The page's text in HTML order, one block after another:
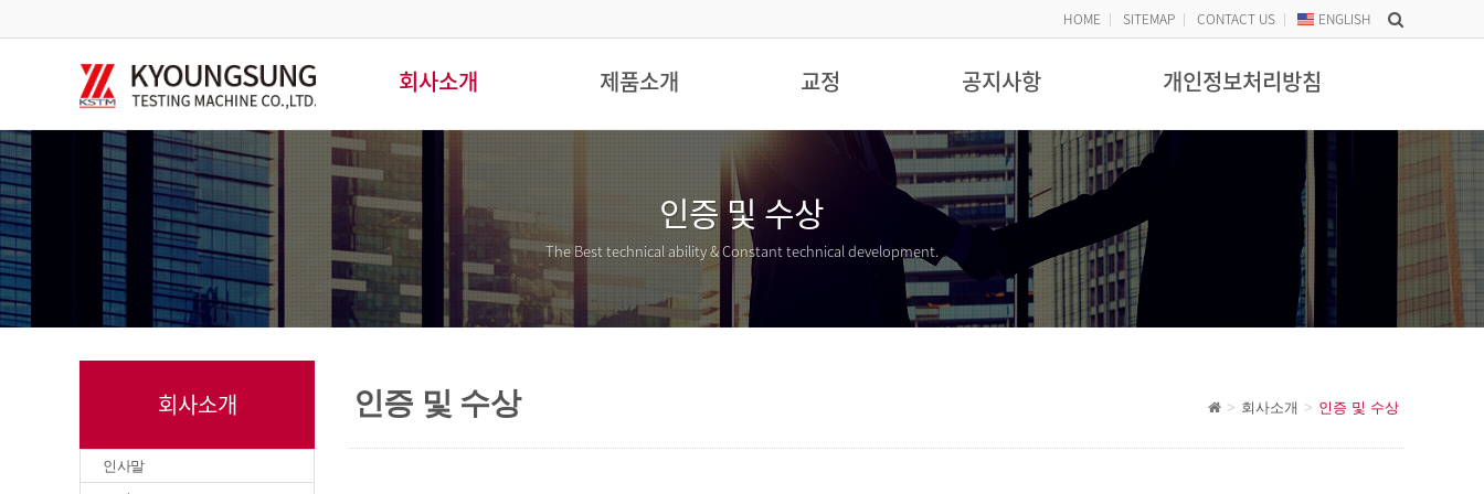
HOME SITEMAP CONTACT US ENGLISH
회사소개 제품소개 교정 공지사항 개인정보처리방침
인증 및 수상
The Best technical ability &Constant technical development.
회사소개
인사말
인증 및 수상 회사소개 인증 및 수상